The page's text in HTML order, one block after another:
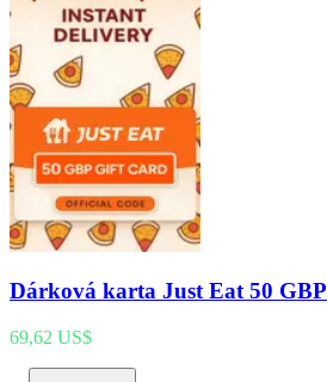
Dárková karta Just Eat 50 GBP
69,62 US$